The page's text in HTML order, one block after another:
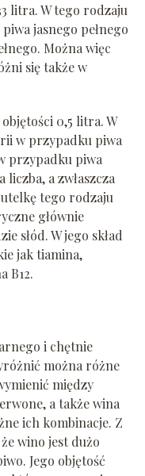
litra. W tego rodzaju
jasnego pełnego
Można więc
się także w
0,5 litra. W
w przypadku piwa
przypadku piwa
liczba, a zwłaszcza
tego rodzaju
głównie
słód. W jego skład
jak tiamina,
B12.
i chętnie
można różne
między
a także wina
ich kombinacje. Z
wino jest dużo
Jego objętość